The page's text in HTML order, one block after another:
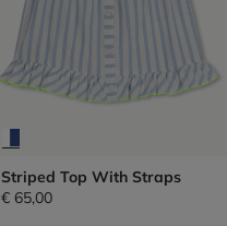
Striped Top With Straps
€ 65,00